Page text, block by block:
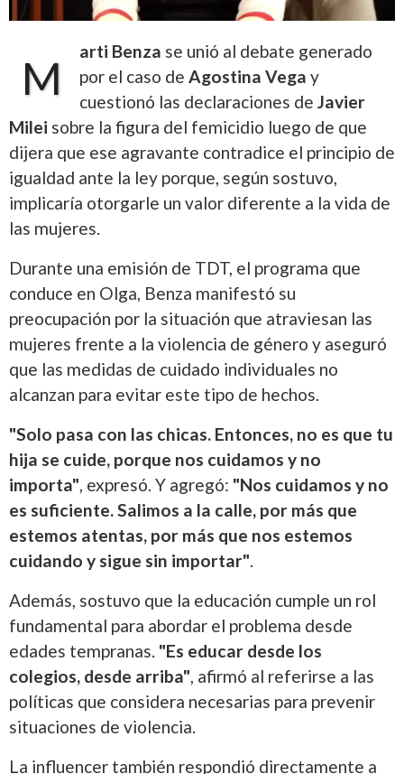
M
arti Benza se unió al debate generado
por el caso de Agostina Vega y
cuestionó las declaraciones de Javier
Milei sobre la figura del femicidio luego de que
dijera que ese agravante contradice el principio de
igualdad ante la ley porque, según sostuvo,
implicaría otorgarle un valor diferente a la vida de
las mujeres.
Durante una emisión de TDT, el programa que
conduce en Olga, Benza manifestó su
preocupación por la situación que atraviesan las
mujeres frente a la violencia de género y aseguró
que las medidas de cuidado individuales no
alcanzan para evitar este tipo de hechos.
"Solo pasa con las chicas. Entonces, no es que tu
hija se cuide, porque nos cuidamos y no
importa", expresó. Y agregó: "Nos cuidamos y no
es suficiente. Salimos a la calle, por más que
estemos atentas, por más que nos estemos
cuidando y sigue sin importar".
Además, sostuvo que la educación cumple un rol
fundamental para abordar el problema desde
edades tempranas. "Es educar desde los
colegios, desde arriba", afirmó al referirse a las
políticas que considera necesarias para prevenir
situaciones de violencia.
La influencer también respondió directamente a